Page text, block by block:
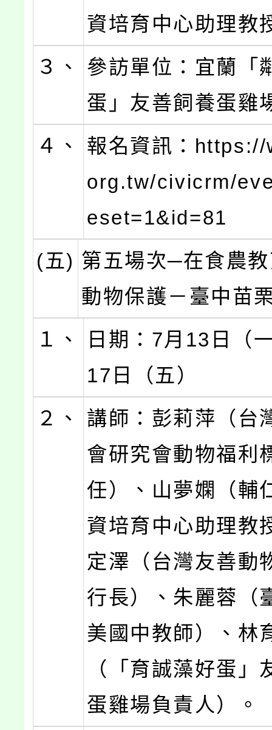
資培育中心助理教
３、
參訪單位：宜蘭「
蛋」友善飼養蛋雞
４、
報名資訊：
org.tw/civicrm/
eset=1&id=81
(五) 第五場次─在食農
動物保護－臺中苗
１、
日期：7月13日（
17日（五）
２、
講師：彭莉萍（台
會研究會動物福利
任）、山夢嫻（輔
資培育中心助理教
定澤（台灣友善動
行長）、朱麗蓉（
美國中教師）、林
（「育誠藻好蛋」
蛋雞場負責人）。